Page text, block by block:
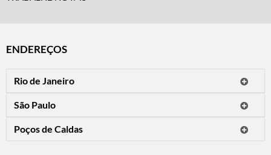
ENDEREÇOS
Rio de Janeiro
Horário de visitação: a programação do IMS no Rio de Janeiro será
apresentada em instituições culturais parceiras.
São Paulo
CEP 01310-300 - São Paulo/SP
Poços de Caldas